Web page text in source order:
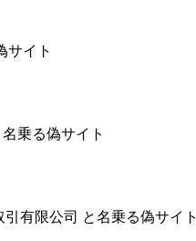
サイト
乗る偽サイト
有限公司 と名乗る偽サイト